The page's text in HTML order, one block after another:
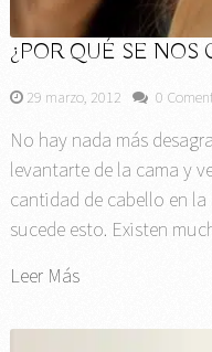
¿POR QUÉ SE NOS
29 marzo, 2012 0
No hay nada más
levantarte de la cama y
cantidad de cabello en
sucede esto. Existen
Leer Más